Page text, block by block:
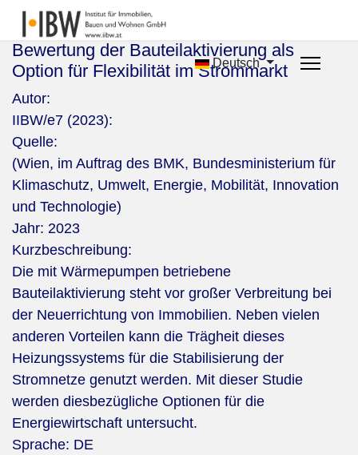
Deutsch
Bewertung der Bauteilaktivierung als
Option für Flexibilität im Strommarkt
Autor:
IIBW/e7 (2023):
Quelle:
(Wien, im Auftrag des BMK, Bundesministerium für
Klimaschutz, Umwelt, Energie, Mobilität, Innovation
und Technologie)
Jahr: 2023
Kurzbeschreibung:
Die mit Wärmepumpen betriebene
Bauteilaktivierung steht vor großer Verbreitung bei
der Neuerrichtung von Immobilien. Neben vielen
anderen Vorteilen kann die Trägheit dieses
Heizungssystems für die Stabilisierung der
Stromnetze genutzt werden. Mit dieser Studie
werden diesbezügliche Optionen für die
Energiewirtschaft untersucht.
Sprache: DE